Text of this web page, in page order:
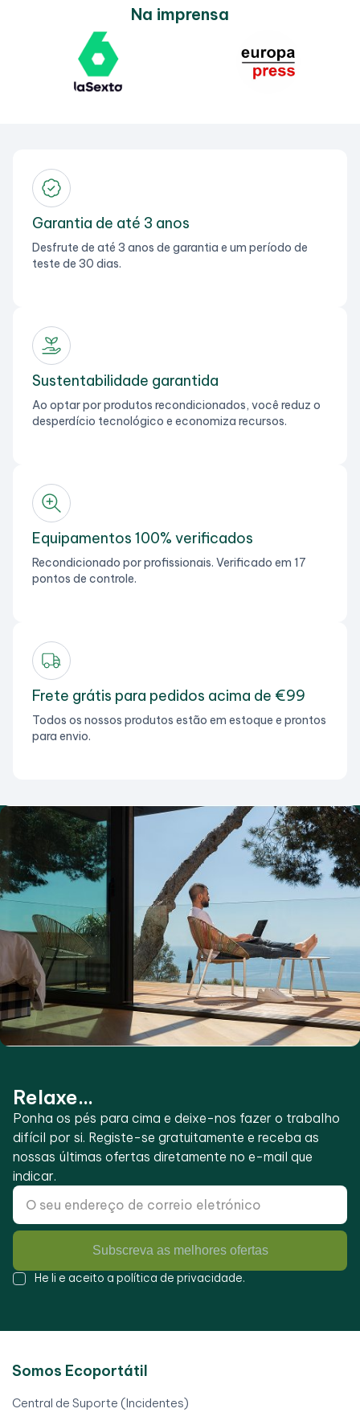
Na imprensa
Garantia de até 3 anos
Desfrute de até 3 anos de garantia e um período de
teste de 30 dias.
Sustentabilidade garantida
Ao optar por produtos recondicionados, você reduz o
desperdício tecnológico e economiza recursos.
Equipamentos 100% verificados
Recondicionado por profissionais. Verificado em 17
pontos de controle.
Frete grátis para pedidos acima de €99
Todos os nossos produtos estão em estoque e prontos
para envio.
Relaxe...
Ponha os pés para cima e deixe-nos fazer o trabalho
difícil por si. Registe-se gratuitamente e receba as
nossas últimas ofertas diretamente no e-mail que
indicar.
Subscreva as melhores ofertas
He li e aceito a política de privacidade.
Somos Ecoportátil
Central de Suporte (Incidentes)